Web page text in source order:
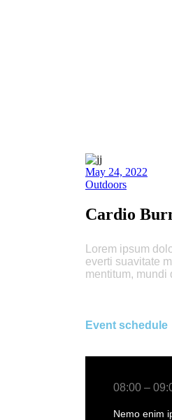
May 24, 2022
Outdoors
Cardio
Lorem ipsum
everti suavitate
mentitum, mundi
Event schedule
08:00 –
Nemo enim